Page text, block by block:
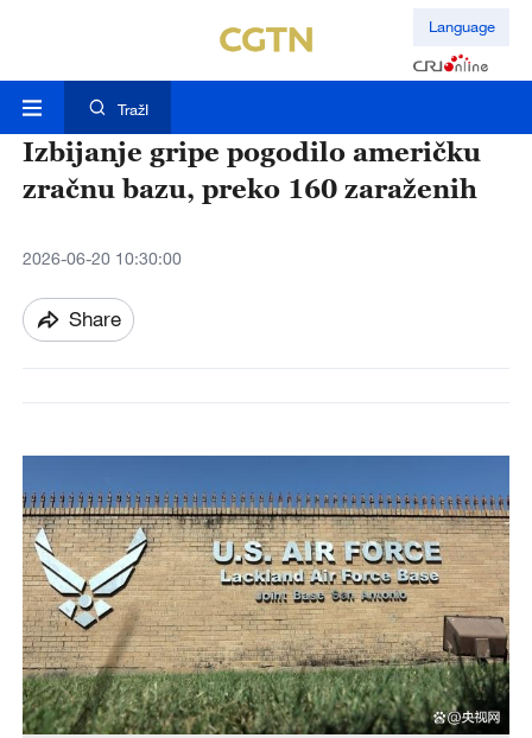
Language
TražI
Izbijanje gripe pogodilo američku
zračnu bazu, preko 160 zaraženih
2026-06-20 10:30:00
Share